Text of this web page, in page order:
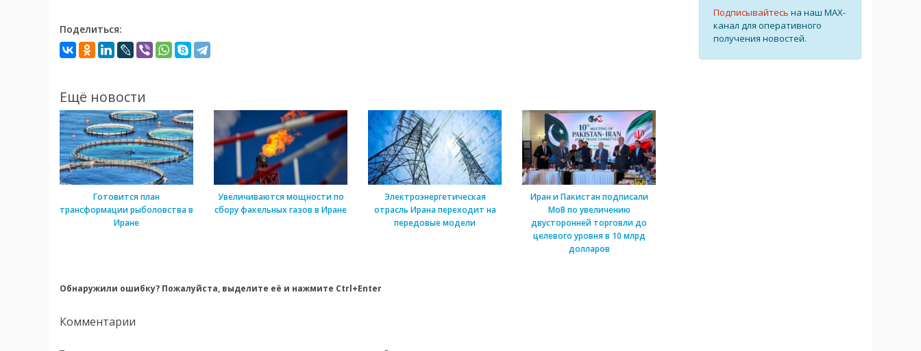
Поделиться:
Ещё новости
Готовится план
трансформации рыболовства в
Иране
Увеличиваются мощности по
сбору факельных газов в Иране
Электроэнергетическая
отрасль Ирана переходит на
передовые модели
Иран и Пакистан подписали
МоВ по увеличению
двусторонней торговли до
целевого уровня в 10 млрд
долларов
Обнаружили ошибку? Пожалуйста, выделите её и нажмите Ctrl+Enter
Комментарии
Подписывайтесь на наш MAX-
канал для оперативного
получения новостей.